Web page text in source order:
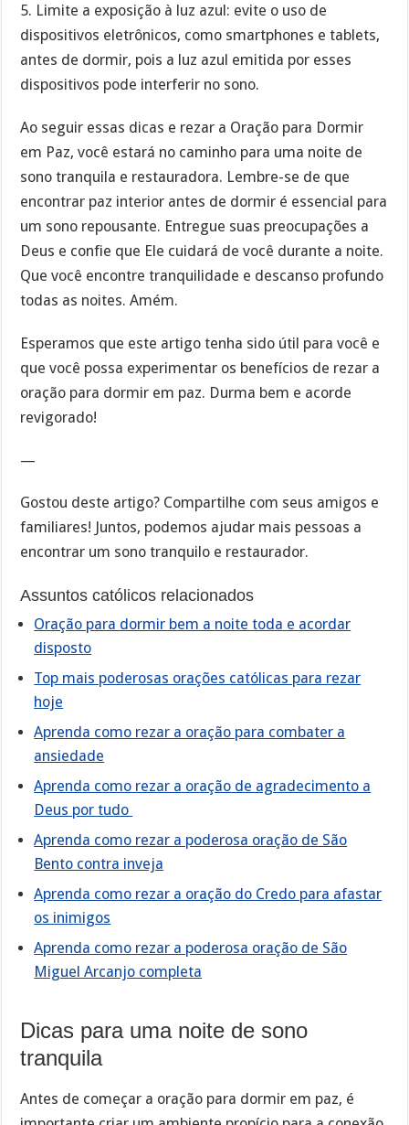
5. Limite a exposição à luz azul: evite o uso de
dispositivos eletrônicos, como smartphones e tablets,
antes de dormir, pois a luz azul emitida por esses
dispositivos pode interferir no sono.
Ao seguir essas dicas e rezar a Oração para Dormir
em Paz, você estará no caminho para uma noite de
sono tranquila e restauradora. Lembre-se de que
encontrar paz interior antes de dormir é essencial para
um sono repousante. Entregue suas preocupações a
Deus e confie que Ele cuidará de você durante a noite.
Que você encontre tranquilidade e descanso profundo
todas as noites. Amém.
Esperamos que este artigo tenha sido útil para você e
que você possa experimentar os benefícios de rezar a
oração para dormir em paz. Durma bem e acorde
revigorado!
—
Gostou deste artigo? Compartilhe com seus amigos e
familiares! Juntos, podemos ajudar mais pessoas a
encontrar um sono tranquilo e restaurador.
Assuntos católicos relacionados
Oração para dormir bem a noite toda e acordar
disposto
Top mais poderosas orações católicas para rezar
hoje
Aprenda como rezar a oração para combater a
ansiedade
Aprenda como rezar a oração de agradecimento a
Deus por tudo
Aprenda como rezar a poderosa oração de São
Bento contra inveja
Aprenda como rezar a oração do Credo para afastar
os inimigos
Aprenda como rezar a poderosa oração de São
Miguel Arcanjo completa
Dicas para uma noite de sono
tranquila
Antes de começar a oração para dormir em paz, é